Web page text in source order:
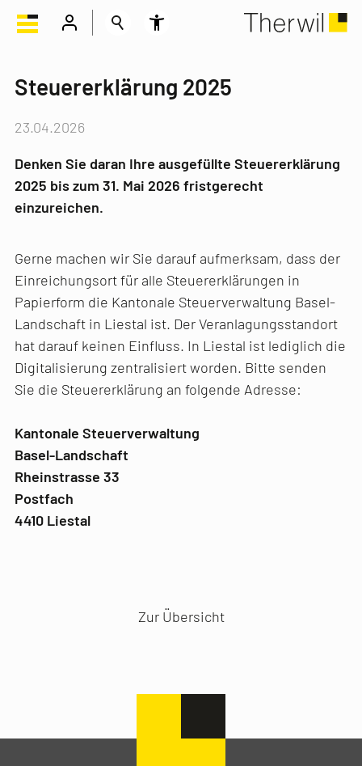
Steuererklärung 2025
23.04.2026
Denken Sie daran Ihre ausgefüllte Steuererklärung
2025 bis zum 31. Mai 2026 fristgerecht
einzureichen.
Gerne machen wir Sie darauf aufmerksam, dass der
Einreichungsort für alle Steuererklärungen in
Papierform die Kantonale Steuerverwaltung Basel-
Landschaft in Liestal ist. Der Veranlagungsstandort
hat darauf keinen Einfluss. In Liestal ist lediglich die
Digitalisierung zentralisiert worden. Bitte senden
Sie die Steuererklärung an folgende Adresse:
Kantonale Steuerverwaltung
Basel-Landschaft
Rheinstrasse 33
Postfach
4410 Liestal
Zur Übersicht